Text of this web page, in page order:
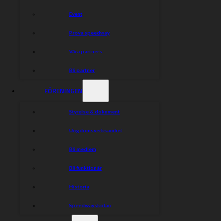
Event
Prova speedway
Våra partners
Bli partner
FÖRENINGEN
Styrelse & dokument
Ungdomsverksamhet
Bli medlem
Bli funktionär
Historia
Speedwayskolan
match som går här under maj månad då cupen pågår,
Det blir en bra värdemätare när vi skall sålla fram de tre
som är planerade till den första uppställningen i
Bauhausligan likväl som hur vi formerar laget till den
allsvenska premiären, konstaterar Peter.
Dela nyheten: